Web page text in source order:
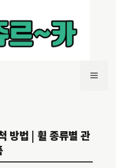
메
방법 | 휠 종류별 관